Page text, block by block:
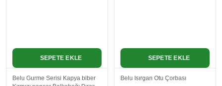
SEPETE EKLE
Belu Gurme Serisi Kapya biber
SEPETE EKLE
Belu Isırgan Otu Çorbası